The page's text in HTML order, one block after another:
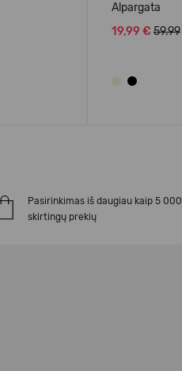
Alpargata
19,99 € 59.99
Pasirinkimas iš daugiau kaip 5 000
skirtingų prekių